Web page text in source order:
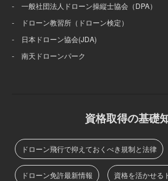
- 一般社団法人ドローン操縦士協会（DPA）
- ドローン教習所（ドローン検定）
- 日本ドローン協会(JDA)
- 南天ドローンパーク
資格取得の基礎
ドローン飛行で抑えておくべき規制と法律
ドローン免許最新情報 資格を活かせる